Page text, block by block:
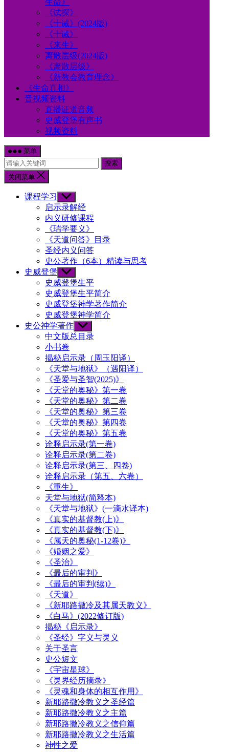
《试探》
《十诫》(2024版)
《十诫》
《来生》
离散层级(2024版)
《离散层级》
《新教会教育理念》
《生命真相》
音视频资料
直播证道音频
史威登堡有声书
视频资料
菜单
搜索
关闭菜单
课程学习
Show
sub
menu
启示录解经
内义研修课程
《瑞学要义》
《天道问答》目录
圣经内义问答
史公著作（6本）精读与思考
史威登堡 Show
sub
menu
史威登堡生平
史威登堡生平简介
史威登堡神学著作简介
史威登堡神学简介
史公神学著作 Show
sub
menu
中文版总目录
小书卷
揭秘启示录（周玉阳译）
《天堂与地狱》（遇阳译）
《圣爱与圣智(2025)》
《天堂的奥秘》第一卷
《天堂的奥秘》第二卷
《天堂的奥秘》第三卷
《天堂的奥秘》第四卷
《天堂的奥秘》第五卷
诠释启示录(第一卷)
诠释启示录(第二卷)
诠释启示录(第三、四卷)
诠释启示录（第五、六卷）
《重生》
天堂与地狱(简释本)
《天堂与地狱》(一滴水译本)
《真实的基督教(上)》
《真实的基督教(下)》
《属天的奥秘(1-12卷)》
《婚姻之爱》
《圣治》
《最后的审判》
《最后的审判(续)》
《天道》
《新耶路撒冷及其属天教义》
《白马》(2022修订版)
揭秘《启示录》
《圣经》字义与灵义
关于圣言
史公短文
《宇宙星球》
《灵界经历摘录》
《灵魂和身体的相互作用》
新耶路撒冷教义之圣经篇
新耶路撒冷教义之主篇
新耶路撒冷教义之信仰篇
新耶路撒冷教义之生活篇
神性之爱